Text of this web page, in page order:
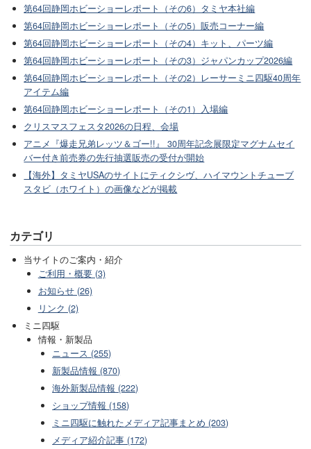
第64回静岡ホビーショーレポート（その6）タミヤ本社編
第64回静岡ホビーショーレポート（その5）販売コーナー編
第64回静岡ホビーショーレポート（その4）キット、パーツ編
第64回静岡ホビーショーレポート（その3）ジャパンカップ2026編
第64回静岡ホビーショーレポート（その2）レーサーミニ四駆40周年
アイテム編
第64回静岡ホビーショーレポート（その1）入場編
クリスマスフェスタ2026の日程、会場
アニメ『爆走兄弟レッツ＆ゴー!!』 30周年記念展限定マグナムセイ
バー付き前売券の先行抽選販売の受付が開始
【海外】タミヤUSAのサイトにティクシヴ、ハイマウントチューブ
スタビ（ホワイト）の画像などが掲載
カテゴリ
当サイトのご案内・紹介
ご利用・概要 (3)
お知らせ (26)
リンク (2)
ミニ四駆
情報・新製品
ニュース (255)
新製品情報 (870)
海外新製品情報 (222)
ショップ情報 (158)
ミニ四駆に触れたメディア記事まとめ (203)
メディア紹介記事 (172)